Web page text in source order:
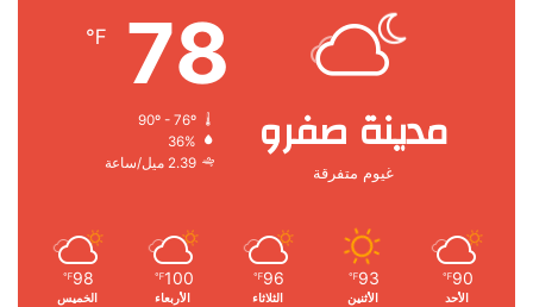
مدينة صفرو
غيوم متفرقة
78
℉
90º - 76º
36%
2.39 ميل/ساعة
90
℉
الأحد
93
℉
الأثنين
96
℉
الثلاثاء
100
℉
الأربعاء
98
℉
الخميس